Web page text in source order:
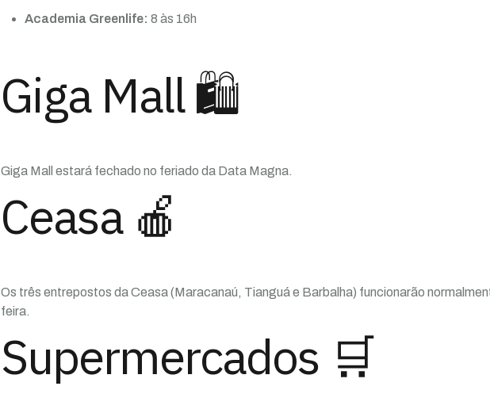
Academia Greenlife: 8 às 16h
Giga Mall 🛍️
Giga Mall estará fechado no feriado da Data Magna.
Ceasa 🍎
Os três entrepostos da Ceasa (Maracanaú, Tianguá e Barbalha) funcionarão
feira.
Supermercados 🛒